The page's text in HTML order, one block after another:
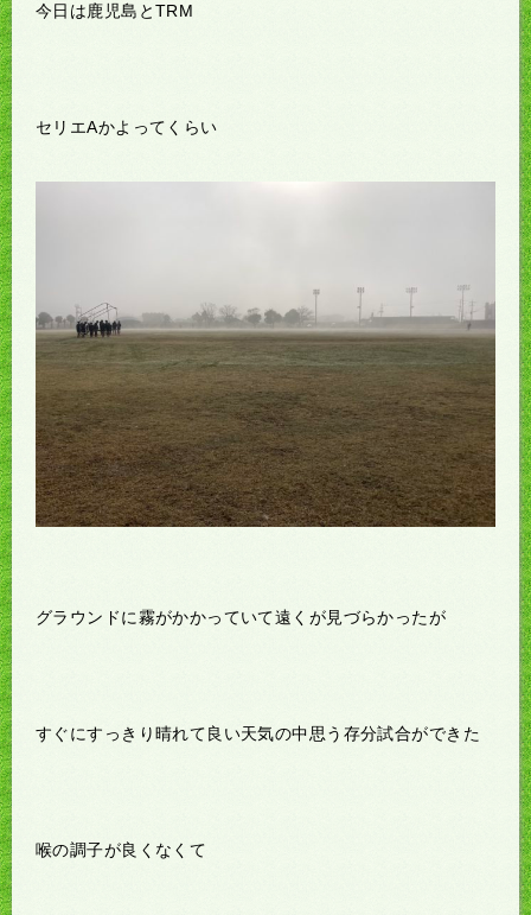
今日は鹿児島とTRM
セリエAかよってくらい
グラウンドに霧がかかっていて遠くが見づらかったが
すぐにすっきり晴れて良い天気の中思う存分試合ができた
喉の調子が良くなくて